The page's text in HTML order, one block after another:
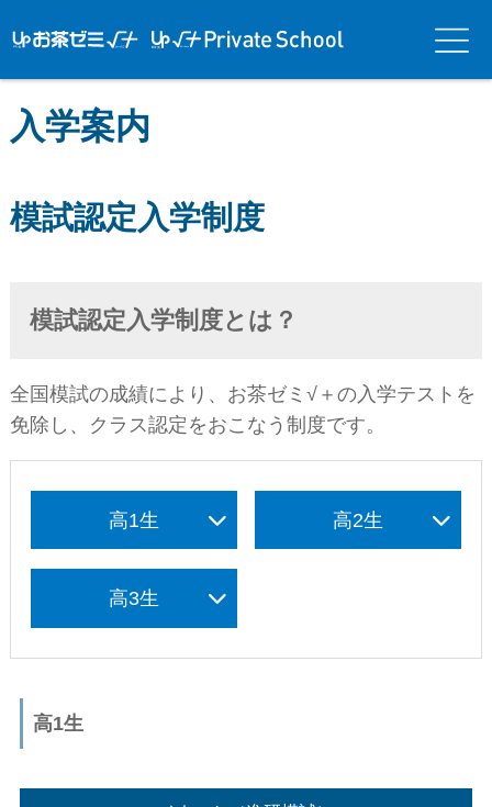
ミ√＋（ルー
（ルータス）PS
メニ
ュー
入学案内
模試認定入学制度
模試認定入学制度とは？
全国模試の成績により、お茶ゼミ√＋の入学テストを
免除し、クラス認定をおこなう 制度です。
高1生 高2生
高3生
高1生